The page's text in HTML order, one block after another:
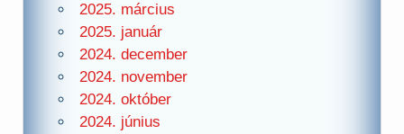
2025. március
2025. január
2024. december
2024. november
2024. október
2024. június